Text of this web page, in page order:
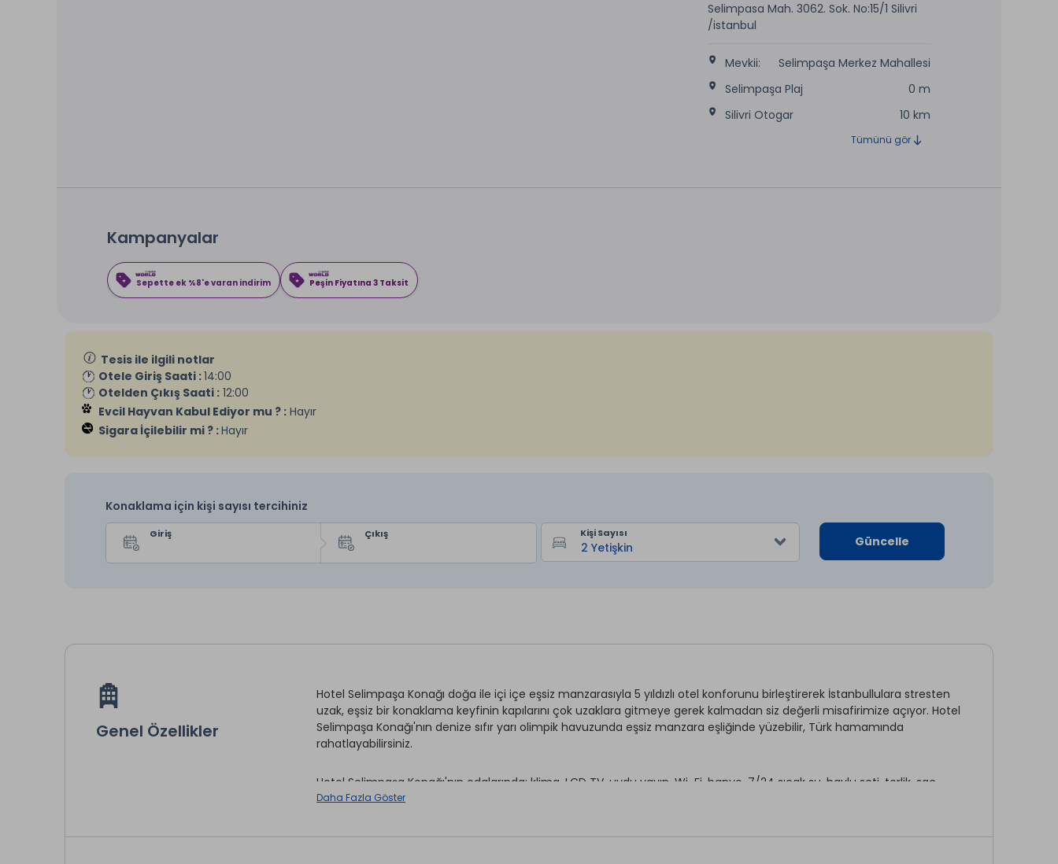
Selimpasa Mah. 3062. Sok. No:15/1 Silivri
/istanbul
Mevkii:
Selimpaşa Merkez Mahallesi
Selimpaşa Plaj
0 m
Silivri Otogar
10 km
Tümünü gör
Kampanyalar
Sepette ek %8'e varan indirim Peşin Fiyatına 3 Taksit
Tesis ile ilgili notlar
Otele Giriş Saati :14:00
Otelden Çıkış Saati : 12:00
Evcil Hayvan Kabul Ediyor mu ? : Hayır
Sigara İçilebilir mi ? :Hayır
Konaklama için kişi sayısı tercihiniz
Giriş Çıkış Kişi Sayısı
Güncelle
Genel Özellikler
Hotel Selimpaşa Konağı doğa ile içi içe eşsiz manzarasıyla 5 yıldızlı otel konforunu birleştirerek İstanbullulara stresten
uzak, eşsiz bir konaklama keyfinin kapılarını çok uzaklara gitmeye gerek kalmadan siz değerli misafirimize açıyor. Hotel
Selimpaşa Konağı'nın denize sıfır yarı olimpik havuzunda eşsiz manzara eşliğinde yüzebilir, Türk hamamında
rahatlayabilirsiniz.
Hotel Selimpaşa Konağı'nın odalarında; klima, LCD TV, uydu yayın, Wi-Fi, banyo, 7/24 sıcak su, havlu seti, terlik, saç
kurutma makinesi, banyo buklet malzemeleri gibi olanaklar mevcuttur.
Tesis, ücretsiz Wi-Fi erişimi, Spa merkezi ve sezonluk hizmet veren açık havuz sunmaktadır. Silivri'ye 10 km mesafede
Daha Fazla Göster